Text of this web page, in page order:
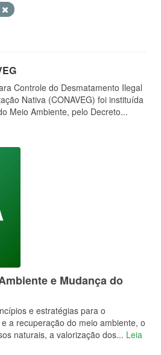
Controle do Desmatamento Ilegal
Nativa (CONAVEG) foi instituída
Meio Ambiente, pelo Decreto...
e Mudança do
e estratégias para o
a recuperação do meio ambiente, o
naturais, a valorização dos... Leia